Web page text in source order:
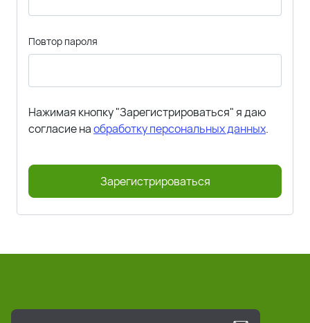
Повтор пароля
Нажимая кнопку "Зарегистрироваться" я даю
согласие наобработку персональных данных.
Зарегистрироваться